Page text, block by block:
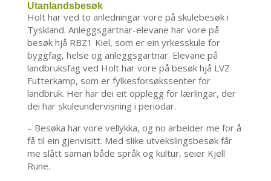
Utanlandsbesøk
Holt har ved to anledningar vore på skulebesøk i
Tyskland. Anleggsgartnar-elevane har vore på
besøk hjå RBZ1 Kiel, som er ein yrkesskule for
byggfag, helse og anleggsgartnar. Elevane på
landbruksfag ved Holt har vore på besøk hjå LVZ
Futterkamp, som er fylkesforsøkssenter for
landbruk. Her har dei eit opplegg for lærlingar, der
dei har skuleundervisning i periodar.
– Besøka har vore vellykka, og no arbeider me for å
få til ein gjenvisitt. Med slike utvekslingsbesøk får
me slått saman både språk og kultur, seier Kjell
Rune.